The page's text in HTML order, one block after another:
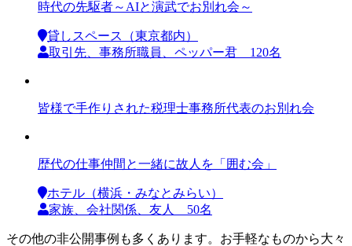
時代の先駆者～AIと演武でお別れ会～
貸しスペース（東京都内）
取引先、事務所職員、ペッパー君 120名
皆様で手作りされた税理士事務所代表のお別れ会
歴代の仕事仲間と一緒に故人を「囲む会」
ホテル（横浜・みなとみらい）
家族、会社関係、友人 50名
その他の非公開事例も多くあります。お手軽なものから大々